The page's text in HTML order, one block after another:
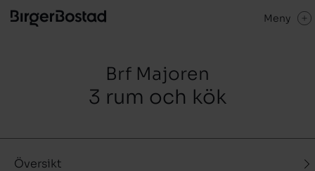
Meny
Brf Majoren
3 rum och kök
Översikt